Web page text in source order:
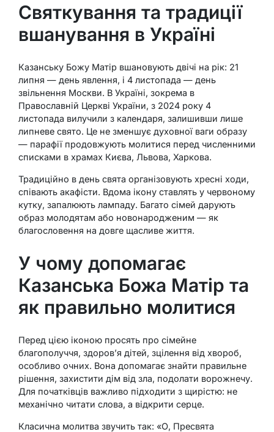
Святкування та традиції
вшанування в Україні
Казанську Божу Матір вшановують двічі на рік: 21
липня — день явлення, і 4 листопада — день
звільнення Москви. В Україні, зокрема в
Православній Церкві України, з 2024 року 4
листопада вилучили з календаря, залишивши лише
липневе свято. Це не зменшує духовної ваги образу
— парафії продовжують молитися перед численними
списками в храмах Києва, Львова, Харкова.
Традиційно в день свята організовують хресні ходи,
співають акафісти. Вдома ікону ставлять у червоному
кутку, запалюють лампаду. Багато сімей дарують
образ молодятам або новонародженим — як
благословення на довге щасливе життя.
У чому допомагає
Казанська Божа Матір та
як правильно молитися
Перед цією іконою просять про сімейне
благополуччя, здоров’я дітей, зцілення від хвороб,
особливо очних. Вона допомагає знайти правильне
рішення, захистити дім від зла, подолати ворожнечу.
Для початківців важливо підходити з щирістю: не
механічно читати слова, а відкрити серце.
Класична молитва звучить так: «О, Пресвята